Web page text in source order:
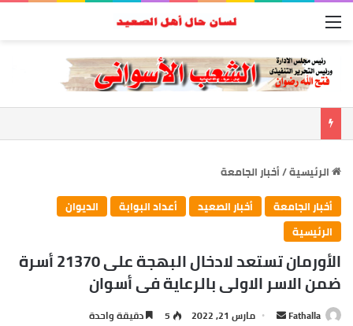
الرئيسية/أخبار الجامعة
أخبار الجامعة
أخبار الصعيد أعداد البوابة
الديوان
الرئيسية
الأورمان تستعد لادخال البهجة على 21370 أسرة
ضمن الاسر الاولى بالرعاية فى أسوان
Fathalla مارس 21, 2022 5 دقيقة واحدة